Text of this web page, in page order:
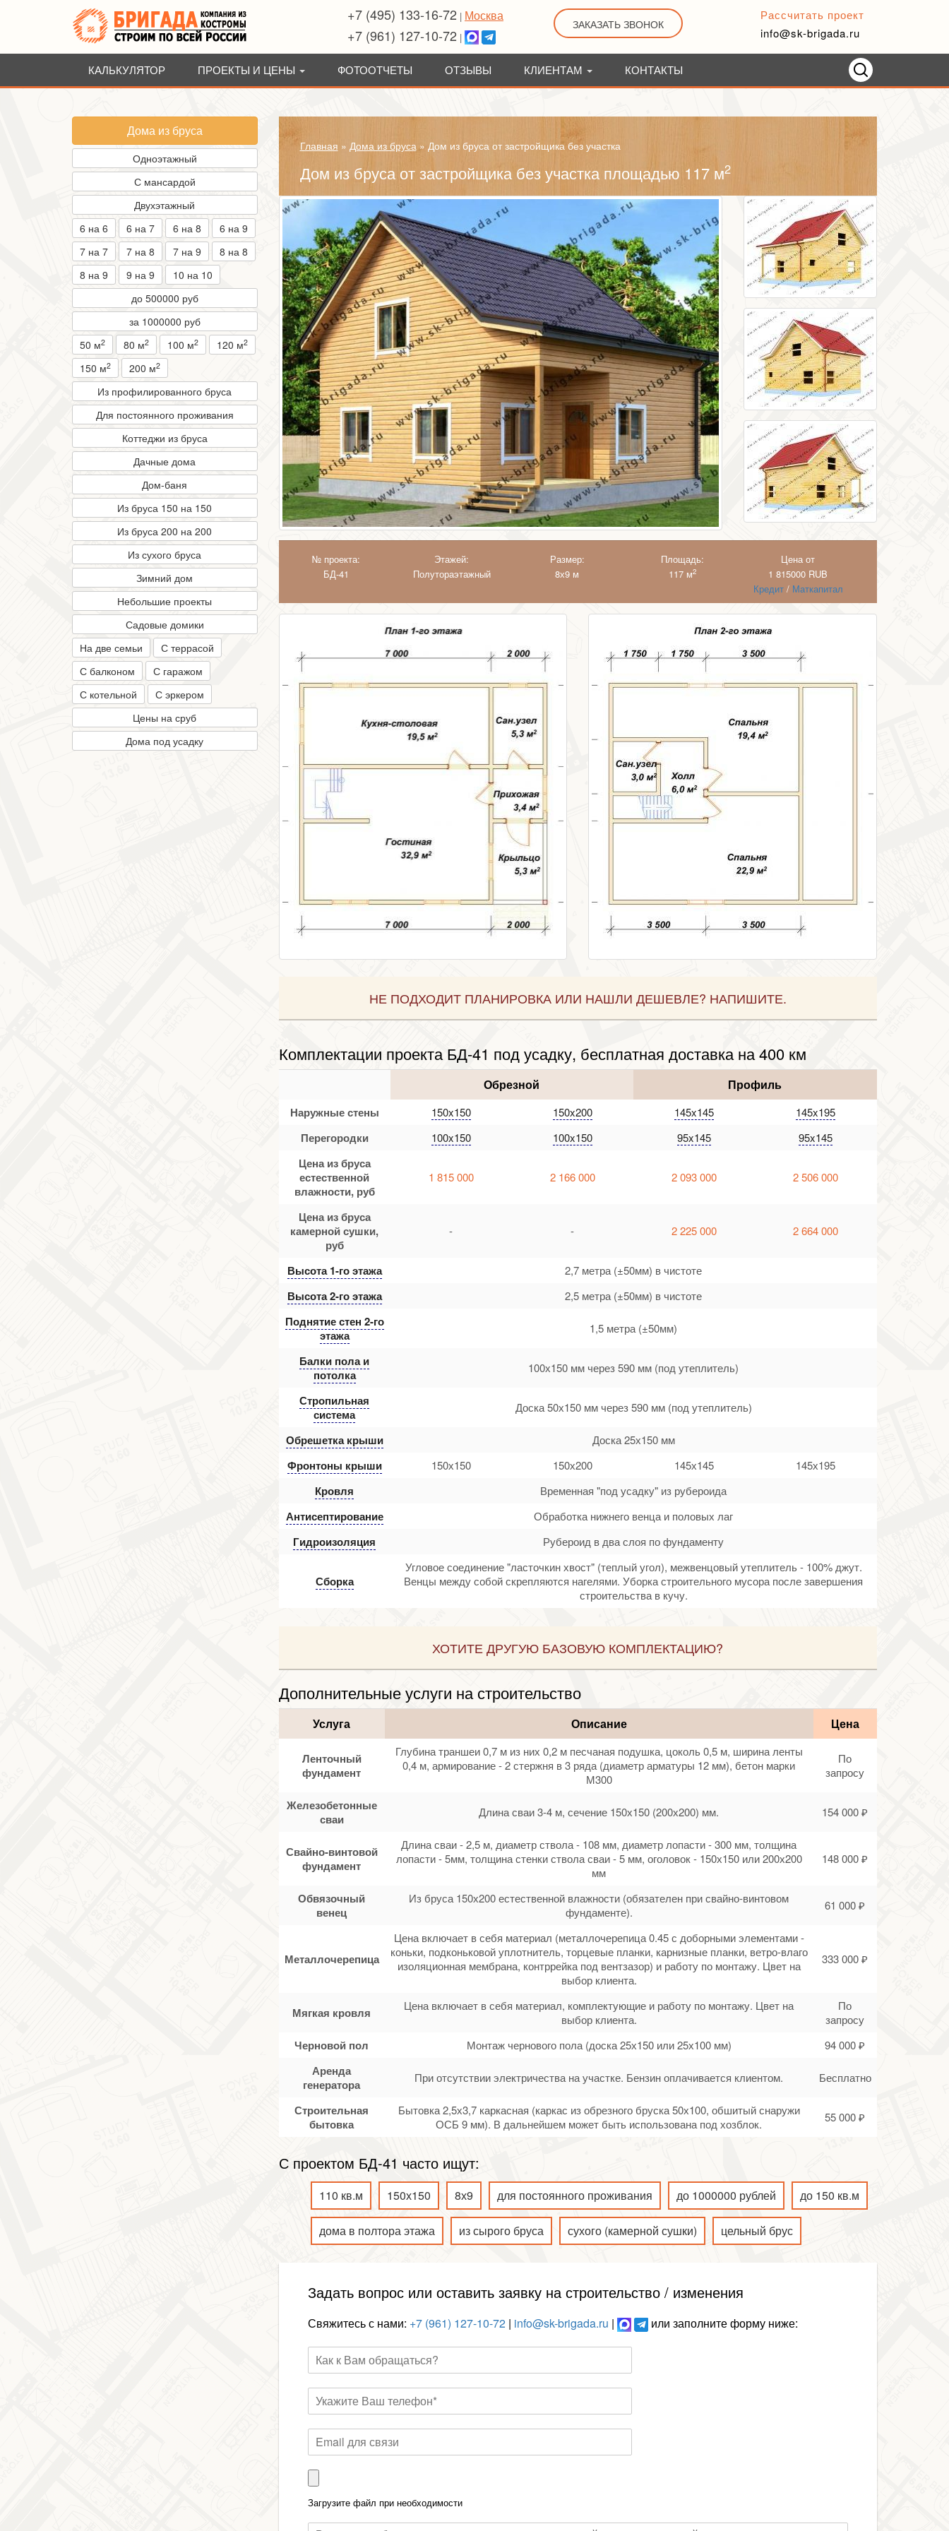
+7 (495) 133-16-72 | Москва
+7 (961) 127-10-72 |
ЗАКАЗАТЬ ЗВОНОК
Рассчитать проект
info@sk-brigada.ru
КАЛЬКУЛЯТОР ПРОЕКТЫ И ЦЕНЫ ФОТООТЧЕТЫ ОТЗЫВЫ КЛИЕНТАМ КОНТАКТЫ
Главная » Дома из бруса» Дом из бруса от застройщика без участка
Дом из бруса от застройщика без участка площадью 117 м2
№ проекта:
БД-41
Этажей:
Полутораэтажный
Размер:
8х9 м
Площадь:
117 м2
Цена от
1 815000 RUB
Кредит/ Маткапитал
НЕ ПОДХОДИТ ПЛАНИРОВКА ИЛИ НАШЛИ ДЕШЕВЛЕ? НАПИШИТЕ.
Комплектации проекта БД-41 под усадку, бесплатная доставка на 400 км
Обрезной Профиль
Наружные стены 150x150 150x200 145x145 145x195
Перегородки 100x150 100x150 95x145 95x145
Цена из бруса
естественной
влажности, руб
1 815 000 2 166 000 2 093 000 2 506 000
Цена из бруса
камерной сушки,
руб
- - 2 225 000 2 664 000
Высота 1-го этажа 2,7 метра (±50мм) в чистоте
Высота 2-го этажа 2,5 метра (±50мм) в чистоте
Поднятие стен 2-го
этажа
1,5 метра (±50мм)
Балки пола и
потолка
100х150 мм через 590 мм (под утеплитель)
Стропильная
система
Доска 50х150 мм через 590 мм (под утеплитель)
Обрешетка крыши Доска 25х150 мм
Фронтоны крыши 150х150 150х200 145х145 145х195
Кровля Временная "под усадку" из рубероида
Антисептирование Обработка нижнего венца и половых лаг
Гидроизоляция Рубероид в два слоя по фундаменту
Сборка
Угловое соединение "ласточкин хвост" (теплый угол), межвенцовый утеплитель - 100% джут.
Венцы между собой скрепляются нагелями. Уборка строительного мусора после завершения
строительства в кучу.
ХОТИТЕ ДРУГУЮ БАЗОВУЮ КОМПЛЕКТАЦИЮ?
Дополнительные услуги на строительство
Услуга Описание Цена
Ленточный
фундамент
Глубина траншеи 0,7 м из них 0,2 м песчаная подушка, цоколь 0,5 м, ширина ленты
0,4 м, армирование - 2 стержня в 3 ряда (диаметр арматуры 12 мм), бетон марки
М300
По
запросу
Железобетонные
сваи
Длина сваи 3-4 м, сечение 150х150 (200х200) мм. 154 000 ₽
Свайно-винтовой
фундамент
Длина сваи - 2,5 м, диаметр ствола - 108 мм, диаметр лопасти - 300 мм, толщина
лопасти - 5мм, толщина стенки ствола сваи - 5 мм, оголовок - 150х150 или 200х200
мм
148 000 ₽
Обвязочный
венец
Из бруса 150х200 естественной влажности (обязателен при свайно-винтовом
фундаменте).
61 000 ₽
Металлочерепица
Цена включает в себя материал (металлочерепица 0.45 с доборными элементами -
коньки, подконьковой уплотнитель, торцевые планки, карнизные планки, ветро-влаго
изоляционная мембрана, контррейка под вентзазор) и работу по монтажу. Цвет на
выбор клиента.
333 000 ₽
Мягкая кровля
Цена включает в себя материал, комплектующие и работу по монтажу. Цвет на
выбор клиента.
По
запросу
Черновой пол Монтаж чернового пола (доска 25х150 или 25х100 мм) 94 000 ₽
Аренда
генератора
При отсутствии электричества на участке. Бензин оплачивается клиентом. Бесплатно
Строительная
бытовка
Бытовка 2,5х3,7 каркасная (каркас из обрезного бруска 50х100, обшитый снаружи
ОСБ 9 мм). В дальнейшем может быть использована под хозблок.
55 000 ₽
С проектом БД-41 часто ищут:
110 кв.м 150х150 8х9 для постоянного проживания до 1000000 рублей до 150 кв.м
дома в полтора этажа из сырого бруса сухого (камерной сушки) цельный брус
Задать вопрос или оставить заявку на строительство / изменения
Свяжитесь с нами: +7 (961) 127-10-72| info@sk-brigada.ru | или заполните форму ниже:
Загрузите файл при необходимости
Дома из бруса
Одноэтажный
С мансардой
Двухэтажный
6 на 6
6 на 7 6 на 8
6 на 9
7 на 7
7 на 8 7 на 9
8 на 8
8 на 9
9 на 9
10 на 10
до 500000 руб
за 1000000 руб
50 м2 80 м2 100 м2 120 м2
150 м2 200 м2
Из профилированного бруса
Для постоянного проживания
Коттеджи из бруса
Дачные дома
Дом-баня
Из бруса 150 на 150
Из бруса 200 на 200
Из сухого бруса
Зимний дом
Небольшие проекты
Садовые домики
На две семьи
С террасой
С балконом
С гаражом
С котельной
С эркером
Цены на сруб
Дома под усадку